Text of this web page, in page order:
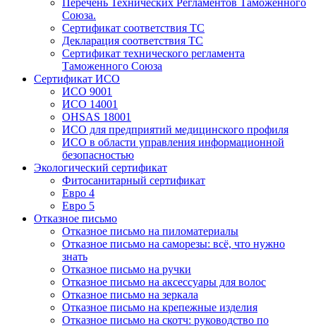
Перечень Технических Регламентов Таможенного
Союза.
Сертификат соответствия ТС
Декларация соответствия ТС
Сертификат технического регламента
Таможенного Союза
Сертификат ИСО
ИСО 9001
ИСО 14001
OHSAS 18001
ИСО для предприятий медицинского профиля
ИСО в области управления информационной
безопасностью
Экологический сертификат
Фитосанитарный сертификат
Евро 4
Евро 5
Отказное письмо
Отказное письмо на пиломатериалы
Отказное письмо на саморезы: всё, что нужно
знать
Отказное письмо на ручки
Отказное письмо на аксессуары для волос
Отказное письмо на зеркала
Отказное письмо на крепежные изделия
Отказное письмо на скотч: руководство по